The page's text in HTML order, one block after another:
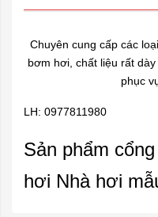
Chuyên cung cấp các loại
bơm hơi, chất liệu rất
phục
LH: 0977811980
Sản phẩm
hơi Nhà hơi